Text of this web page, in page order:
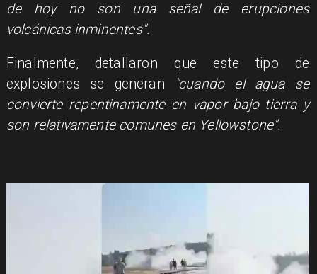
de hoy no son una señal de erupciones
volcánicas inminentes".
Finalmente, detallaron que este tipo de
explosiones se generan "cuando el agua se
convierte repentinamente en vapor bajo tierra y
son relativamente comunes en Yellowstone".